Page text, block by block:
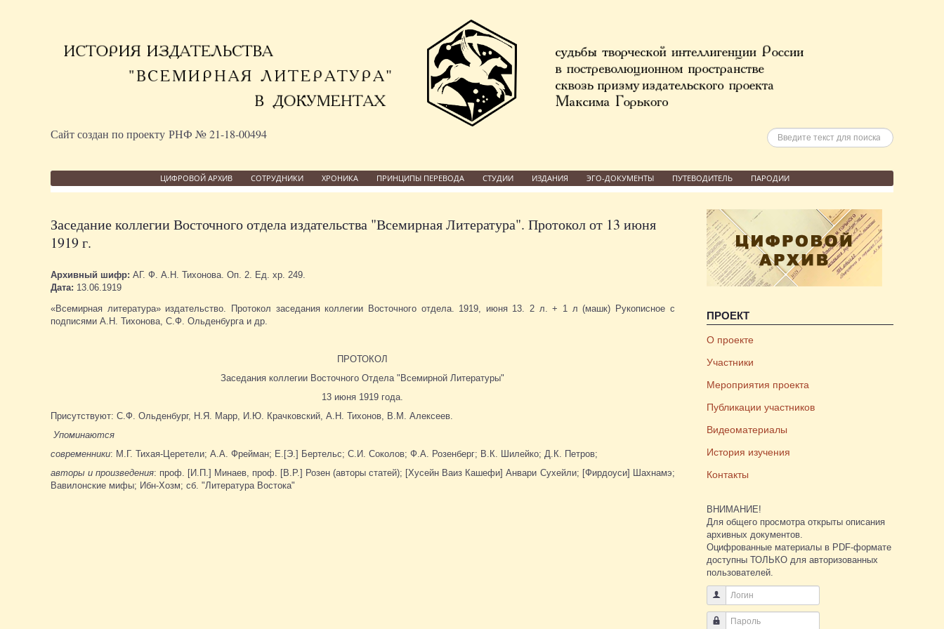
Сайт создан по проекту РНФ № 21-18-00494 Искать
ЦИФРОВОЙ АРХИВ СОТРУДНИКИ ХРОНИКА ПРИНЦИПЫ ПЕРЕВОДА СТУДИИ ИЗДАНИЯ ЭГО-ДОКУМЕНТЫ ПУТЕВОДИТЕЛЬ ПАРОДИИ
Заседание коллегии Восточного отдела издательства "Всемирная Литература". Протокол от 13 июня
1919 г.
Архивный шифр: АГ. Ф. А.Н. Тихонова. Оп. 2. Ед. хр. 249.
Дата: 13.06.1919
«Всемирная литература» издательство. Протокол заседания коллегии Восточного отдела. 1919, июня 13. 2 л. + 1 л (машк) Рукописное с
подписями А.Н. Тихонова, С.Ф. Ольденбурга и др.
ПРОТОКОЛ
Заседания коллегии Восточного Отдела "Всемирной Литературы"
13 июня 1919 года.
Присутствуют: С.Ф. Ольденбург, Н.Я. Марр, И.Ю. Крачковский, А.Н. Тихонов, В.М. Алексеев.
Упоминаются
современники: М.Г. Тихая-Церетели; А.А. Фрейман; Е.[Э.] Бертельс; С.И. Соколов; Ф.А. Розенберг; В.К. Шилейко; Д.К. Петров;
авторы и произведения: проф. [И.П.] Минаев, проф. [В.Р.] Розен (авторы статей); [Хусейн Ваиз Кашефи] Анвари Сухейли; [Фирдоуси] Шахнамэ;
Вавилонские мифы; Ибн-Хозм; сб. "Литература Востока"
ПРОЕКТ
О проекте
Участники
Мероприятия проекта
Публикации участников
Видеоматериалы
История изучения
Контакты
ВНИМАНИЕ!
Для общего просмотра открыты описания
архивных документов.
Оцифрованные материалы в PDF-формате
доступны ТОЛЬКО для авторизованных
пользователей.
Логин